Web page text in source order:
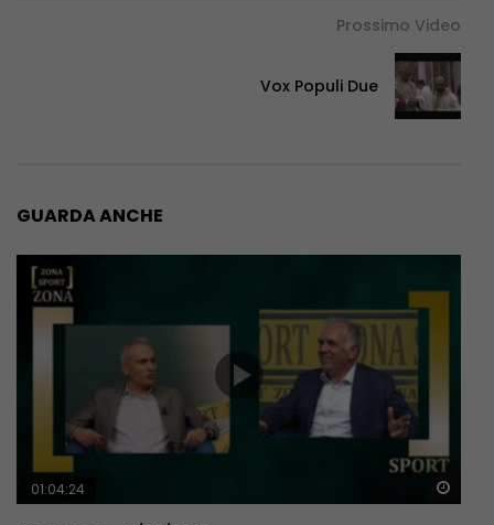
Prossimo Video
Vox Populi Due
GUARDA ANCHE
01:04:24